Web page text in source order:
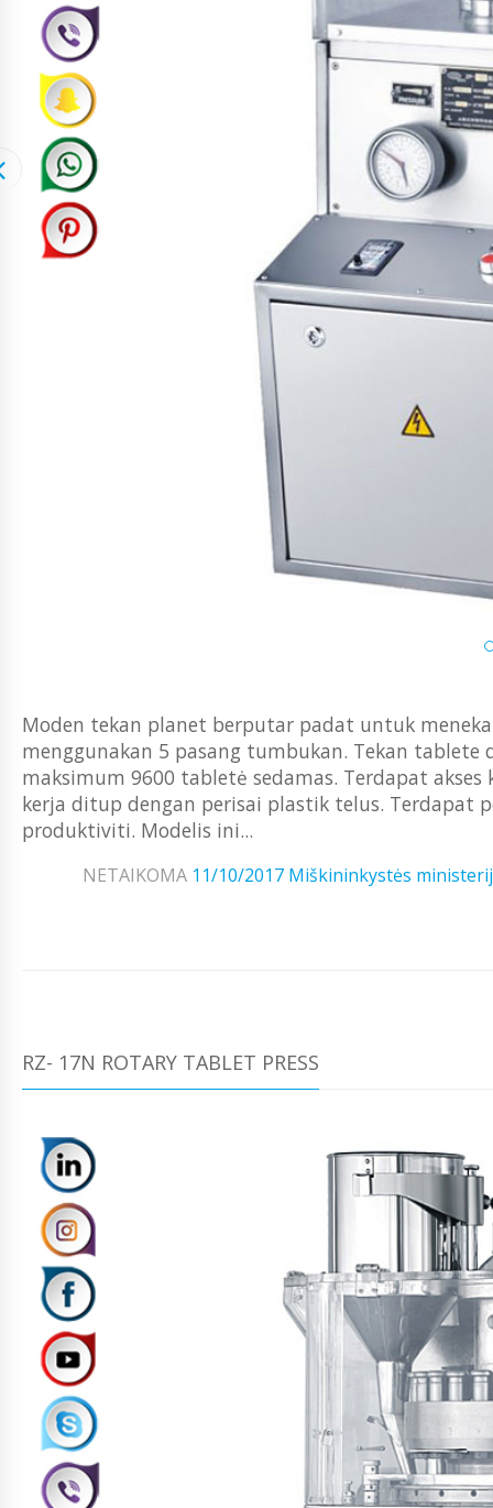
Moden tekan planet berputar padat untuk
menggunakan 5 pasang tumbukan. Tekan
maksimum 9600 tabletė sedamas. Terdapat
kerja ditup dengan perisai plastik telus. Terdapat
produktiviti. Modelis ini...
NETAIKOMA 11/10/2017 Miškininkystės
RZ- 17N ROTARY TABLET PRESS